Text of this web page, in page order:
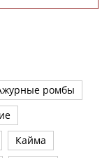
ромбы
Кайма